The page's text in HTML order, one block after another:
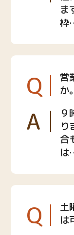
ま
Q
営
か。
A
９
り
合
Q
土
は